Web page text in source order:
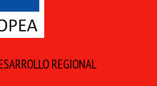
REGIONAL